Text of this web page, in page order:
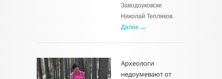
Заводоуковске
Николай Тепляков.
Далее →
Археологи
недоумевают от